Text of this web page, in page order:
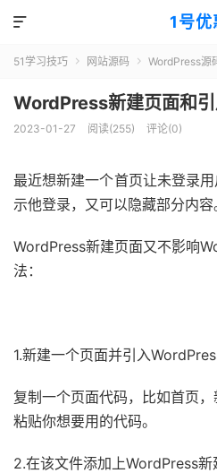
1号优

51学习技巧  网站源码  WordPress源
WordPress新建页面和引
2023-01-27 阅读(255) 评论(0)
最近想新建一个首页让未登录
示他登录，又可以隐藏部分内
WordPress新建页面又不影响
法：
1.新建一个页面并引入
复制一个页面代码，比如首页
粘贴你想要用的代码。
2.在该文件添加上WordPress新